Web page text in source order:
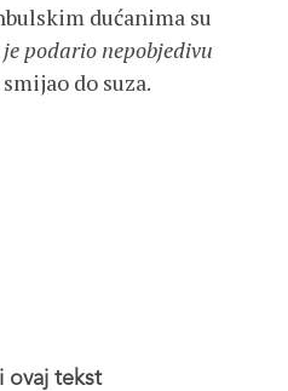
dućanima su
podario nepobjedivu
do suza.
ovaj tekst